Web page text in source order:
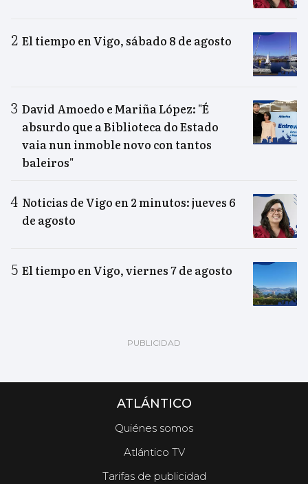
El tiempo en Vigo, sábado 8 de agosto
David Amoedo e Mariña López: "É
absurdo que a Biblioteca do Estado
vaia nun inmoble novo con tantos
baleiros"
Noticias de Vigo en 2 minutos: jueves 6
de agosto
El tiempo en Vigo, viernes 7 de agosto
ATLÁNTICO
Quiénes somos
Atlántico TV
Tarifas de publicidad